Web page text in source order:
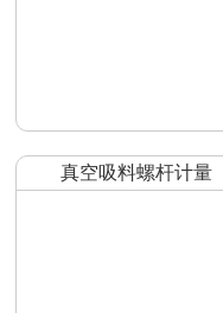
真空吸料螺杆计量